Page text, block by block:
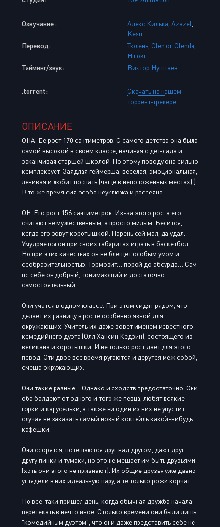
Озвучание : Алекс Килька Azazel
Kesu
Перевод:
Тюлень Glen or Glenda
Hiroki
Тайминг/звук:
Виктор Нуштаев
.torrent:
Скачать на нашем
торрент-трекере
ОПИСАНИЕ
ОНА. Ее рост 170 сантиметров. С самого детства она была
самой высокой в своем классе, начиная с дет-сада и
заканчивая старшей школой. По этому поводу она сильно
комплексует. Заядлая геймерша, веселая, эмоциональная,
ленивая и любит поспать (чаще в неположенных местах))).
В то же время сия особа неуклюжа и рассеяна.
ОН. Его рост 156 сантиметров. Из-за этого роста его
считают не мужественным, а просто милым. Бесится,
когда его зовут коротышкой. Парень сей мал, да удал.
Умудряется он при своих габаритах играть в баскетбол.
Но при этих качествах он не блещет особым умом и
сообразительностью. Тормозит… порой до абсурда… Сам
по себе он добрый, понимающий и достаточно
самостоятельный.
Они учатся в одном классе. При этом сидят рядом, что
делает их разницу в росте особенно явной для
окружающих. Учитель их даже зовет именем известного
комедийного дуэта (Олл Хансин Кёдзин), состоящего из
великана и коротышки. И не только рост дает для этого
повод. Эти двое все время ругаются и дерутся меж собой,
смеша окружающих.
Они такие разные… Однако и сходств предостаточно. Они
оба балдеют от одного и того же певца, любят всякие
горки и карусельки, а также ни один из них не упустит
случая не заказать самый новый коктейль какой-нибудь
кафешки.
Они ссорятся, потешаются друг над другом, дают друг
другу пинки и тумаки, но это не мешает им быть друзьями
(хоть они этого не признают). Их общие друзья уже давно
углядели в них идеальную пару, а те только рожи корчат.
Но все-таки пришел день, когда обычная дружба начала
перетекать в нечто иное. Столько времени они были лишь
"комедийным дуэтом", что они даже представить себе не